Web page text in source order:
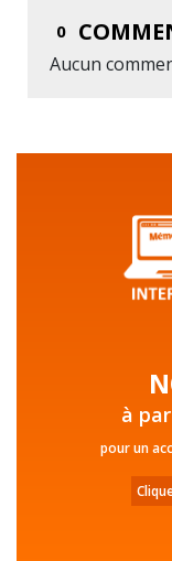
0
Aucun
à
pour un